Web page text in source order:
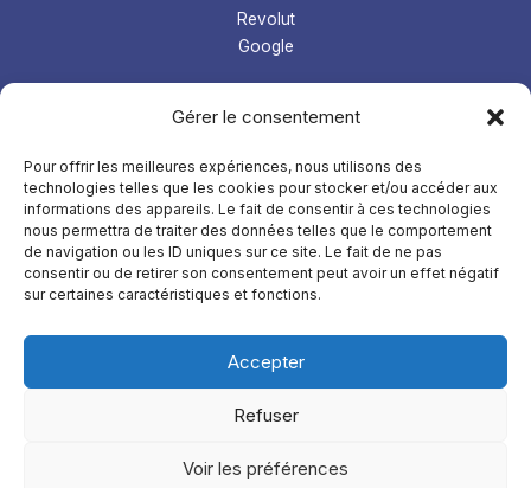
Gérer le consentement
Pour offrir les meilleures expériences, nous utilisons des
technologies telles que les cookies pour stocker et/ou accéder aux
informations des appareils. Le fait de consentir à ces technologies
nous permettra de traiter des données telles que le comportement
de navigation ou les ID uniques sur ce site. Le fait de ne pas
consentir ou de retirer son consentement peut avoir un effet négatif
sur certaines caractéristiques et fonctions.
Accepter
Refuser
Voir les préférences
Revolut
Google
Gestion microentreprise
LMS
Comptabilité
Àpropos
Mentions légales
Confidentialités
TikTokInstagram
YouTubeFacebook